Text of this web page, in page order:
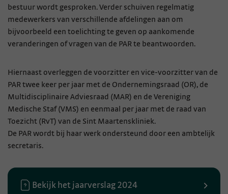
bestuur wordt gesproken. Verder schuiven regelmatig
medewerkers van verschillende afdelingen aan om
bijvoorbeeld een toelichting te geven op aankomende
veranderingen of vragen van de PAR te beantwoorden.
Hiernaast overleggen de voorzitter en vice-voorzitter van de
PAR twee keer per jaar met de Ondernemingsraad (OR), de
Multidisciplinaire Adviesraad (MAR) en de Vereniging
Medische Staf (VMS) en eenmaal per jaar met de raad van
Toezicht (RvT) van de Sint Maartenskliniek.
De PAR wordt bij haar werk ondersteund door een ambtelijk
secretaris.
Bekijk het jaarverslag 2024